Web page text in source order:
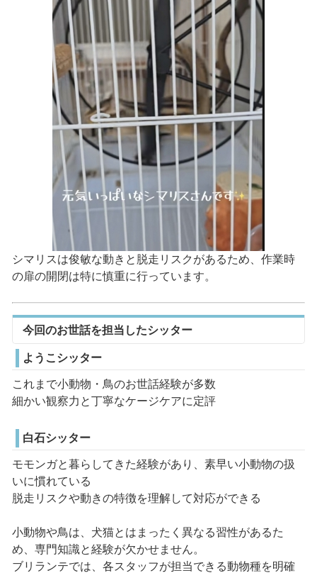
シマリスは俊敏な動きと脱走リスクがあるため、作業時
の扉の開閉は特に慎重に行っています。
今回のお世話を担当したシッター
ようこシッター
これまで小動物・鳥のお世話経験が多数
細かい観察力と丁寧なケージケアに定評
白石シッター
モモンガと暮らしてきた経験があり、素早い小動物の扱
いに慣れている
脱走リスクや動きの特徴を理解して対応ができる
小動物や鳥は、犬猫とはまったく異なる習性があるた
め、専門知識と経験が欠かせません。
ブリランテでは、各スタッフが担当できる動物種を明確